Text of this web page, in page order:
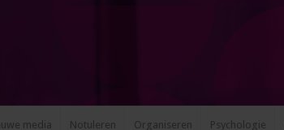
media Notuleren Organiseren Psychologie